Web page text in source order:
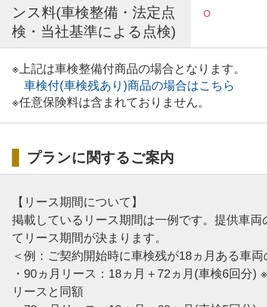
ンス料(車検整備・法定点
検・当社基準による点検)
○
※上記は車検整備付商品の場合となります。
車検付(車検残あり)商品の場合はこちら
※任意保険料は含まれておりません。
プランに関するご案内
【リース期間について】
掲載しているリース期間は一例です。提供車両
てリース期間が決まります。
＜例：ご契約開始時に車検残が18ヵ月ある車
・90ヵ月リース：18ヵ月＋72ヵ月(車検6回分)
リースと同額